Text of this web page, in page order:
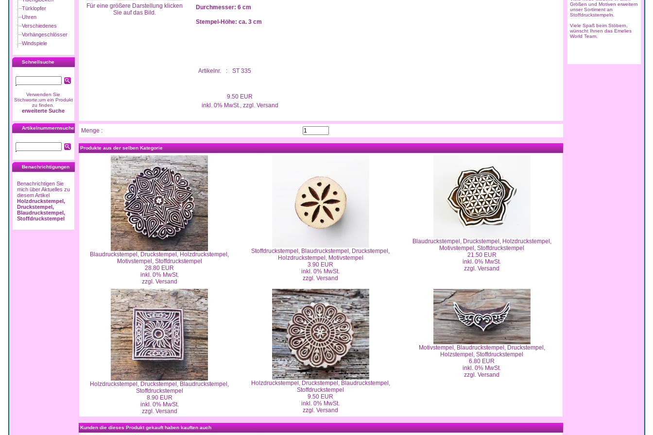
Türklopfer
Uhren
Verschiedenes
Vorhängeschlösser
Windspiele
Schnellsuche
Verwenden Sie
Stichworte,um ein Produkt
zu finden.
erweiterte Suche
Artikelnummernsuche
Benachrichtigungen
Benachrichtigen Sie
mich über Aktuelles zu
diesem Artikel
Holzdruckstempel,
Druckstempel,
Blaudruckstempel,
Stoffdruckstempel
Für eine größere Darstellung klicken
Sie auf das Bild.
Durchmesser: 6 cm
Stempel-Höhe: ca. 3 cm
Artikelnr. : ST 335
9.50 EUR
inkl. 0% MwSt.,zzgl. Versand
Menge :
Produkte aus der selben Kategorie
Blaudruckstempel, Druckstempel, Holzdruckstempel,
Motivstempel, Stoffdruckstempel
28.80 EUR
inkl. 0% MwSt.
zzgl. Versand
Stoffdruckstempel, Blaudruckstempel, Druckstempel,
Holzdruckstempel, Motivstempel
3.90 EUR
inkl. 0% MwSt.
zzgl. Versand
Blaudruckstempel, Druckstempel, Holzdruckstempel,
Motivstempel, Stoffdruckstempel
21.50 EUR
inkl. 0% MwSt.
zzgl. Versand
Holzdruckstempel, Druckstempel, Blaudruckstempel,
Stoffdruckstempel
8.90 EUR
inkl. 0% MwSt.
zzgl. Versand
Holzdruckstempel, Druckstempel, Blaudruckstempel,
Stoffdruckstempel
9.50 EUR
inkl. 0% MwSt.
zzgl. Versand
Motivstempel, Blaudruckstempel, Druckstempel,
Holzstempel, Stoffdruckstempel
6.80 EUR
inkl. 0% MwSt.
zzgl. Versand
Kunden die dieses Produkt gekauft haben kauften auch
Stoffdruckstempeln.
Viele Spaß beim Stöbern,
World Team.